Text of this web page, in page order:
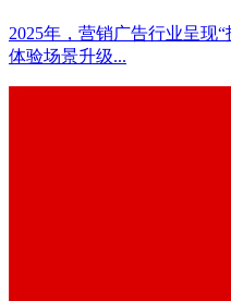
2025年，营销广告行业呈现
体验场景升级...